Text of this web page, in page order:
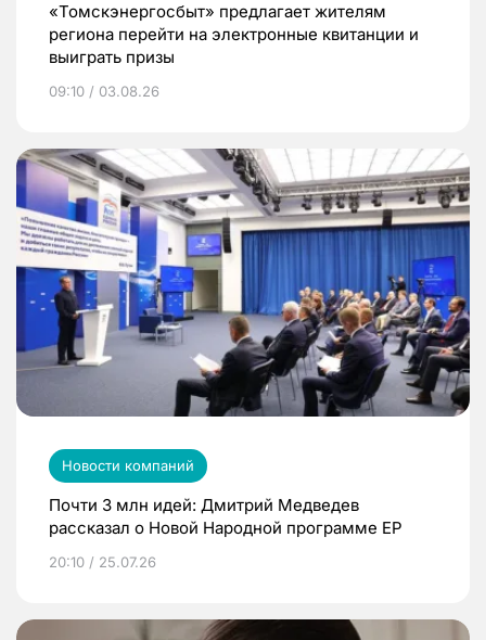
«Томскэнергосбыт» предлагает жителям
региона перейти на электронные квитанции и
выиграть призы
09:10 / 03.08.26
Новости компаний
Почти 3 млн идей: Дмитрий Медведев
рассказал о Новой Народной программе ЕР
20:10 / 25.07.26